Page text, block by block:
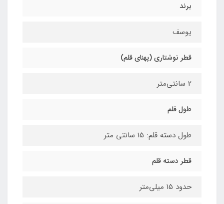
برند
یوسف
قطر نوشتاری (پهنای قلم)
2 سانتی‌متر
طول قلم
طول دسته قلم: 15 سانتی متر
قطر دسته قلم
حدود 15 میلی‌متر